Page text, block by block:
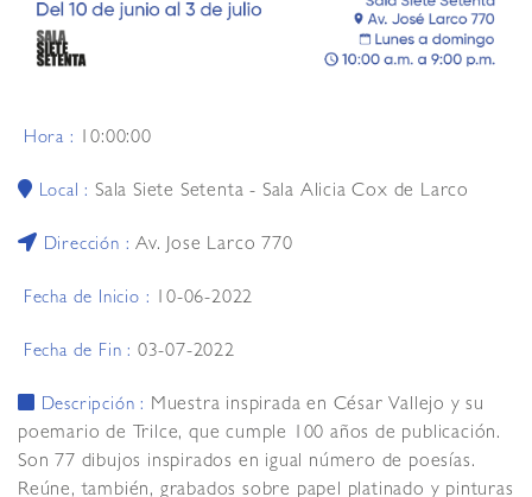
Hora : 10:00:00
Local : Sala Siete Setenta - Sala Alicia Cox de Larco
Dirección :Av. Jose Larco 770
Fecha de Inicio : 10-06-2022
Fecha de Fin : 03-07-2022
Descripción : Muestra inspirada en César Vallejo y su
poemario de Trilce, que cumple 100 años de publicación.
Son 77 dibujos inspirados en igual número de poesías.
Reúne, también, grabados sobre papel platinado y pinturas